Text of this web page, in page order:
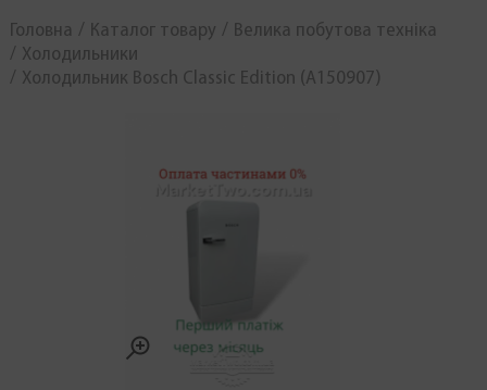
Головна Каталог товару
Велика побутова техніка
Холодильники
Холодильник Bosch Classic Edition (А150907)